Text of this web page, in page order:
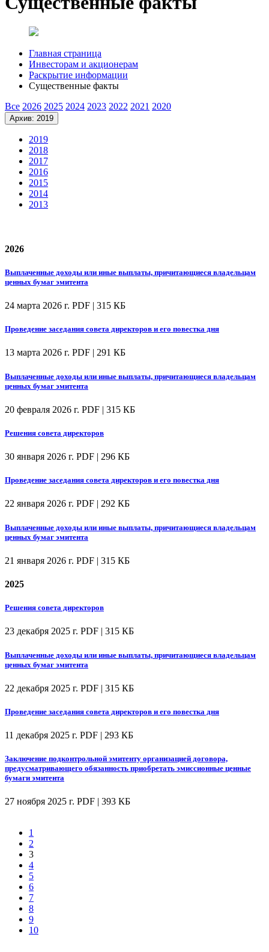
Главная страница
Инвесторам и акционерам
Раскрытие информации
Существенные факты
Все 2026 2025 2024 2023 2022 2021 2020
Архив: 2019
2019
2018
2017
2016
2015
2014
2013
2026
Выплаченные доходы или иные выплаты, причитающиеся владельцам
ценных бумаг эмитента
24 марта 2026 г. PDF | 315 КБ
Проведение заседания совета директоров и его повестка дня
13 марта 2026 г. PDF | 291 КБ
Выплаченные доходы или иные выплаты, причитающиеся владельцам
ценных бумаг эмитента
20 февраля 2026 г. PDF | 315 КБ
Решения совета директоров
30 января 2026 г. PDF | 296 КБ
Проведение заседания совета директоров и его повестка дня
22 января 2026 г. PDF | 292 КБ
Выплаченные доходы или иные выплаты, причитающиеся владельцам
ценных бумаг эмитента
21 января 2026 г. PDF | 315 КБ
2025
Решения совета директоров
23 декабря 2025 г. PDF | 315 КБ
Выплаченные доходы или иные выплаты, причитающиеся владельцам
ценных бумаг эмитента
22 декабря 2025 г. PDF | 315 КБ
Проведение заседания совета директоров и его повестка дня
11 декабря 2025 г. PDF | 293 КБ
Заключение подконтрольной эмитенту организацией договора,
предусматривающего обязанность приобретать эмиссионные ценные
бумаги эмитента
27 ноября 2025 г. PDF | 393 КБ
1
2
3
4
5
6
7
8
9
10